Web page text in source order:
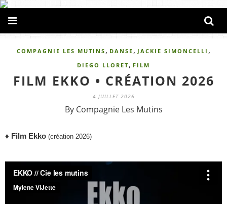
COMPAGNIE LES MUTINS , DANSE , JACKIE SIMONCELLI ,
DIEGO LLORET, FILM
FILM EKKO • CRÉATION 2026
4 JUILLET 2026
By Compagnie Les Mutins
♦ Film Ekko (création 2026)